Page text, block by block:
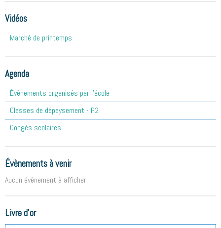
Vidéos
Marché de printemps
Agenda
Évènements organisés par l'école
Classes de dépaysement - P2
Congés scolaires
Évènements à venir
Aucun évènement à afficher.
Livre d'or